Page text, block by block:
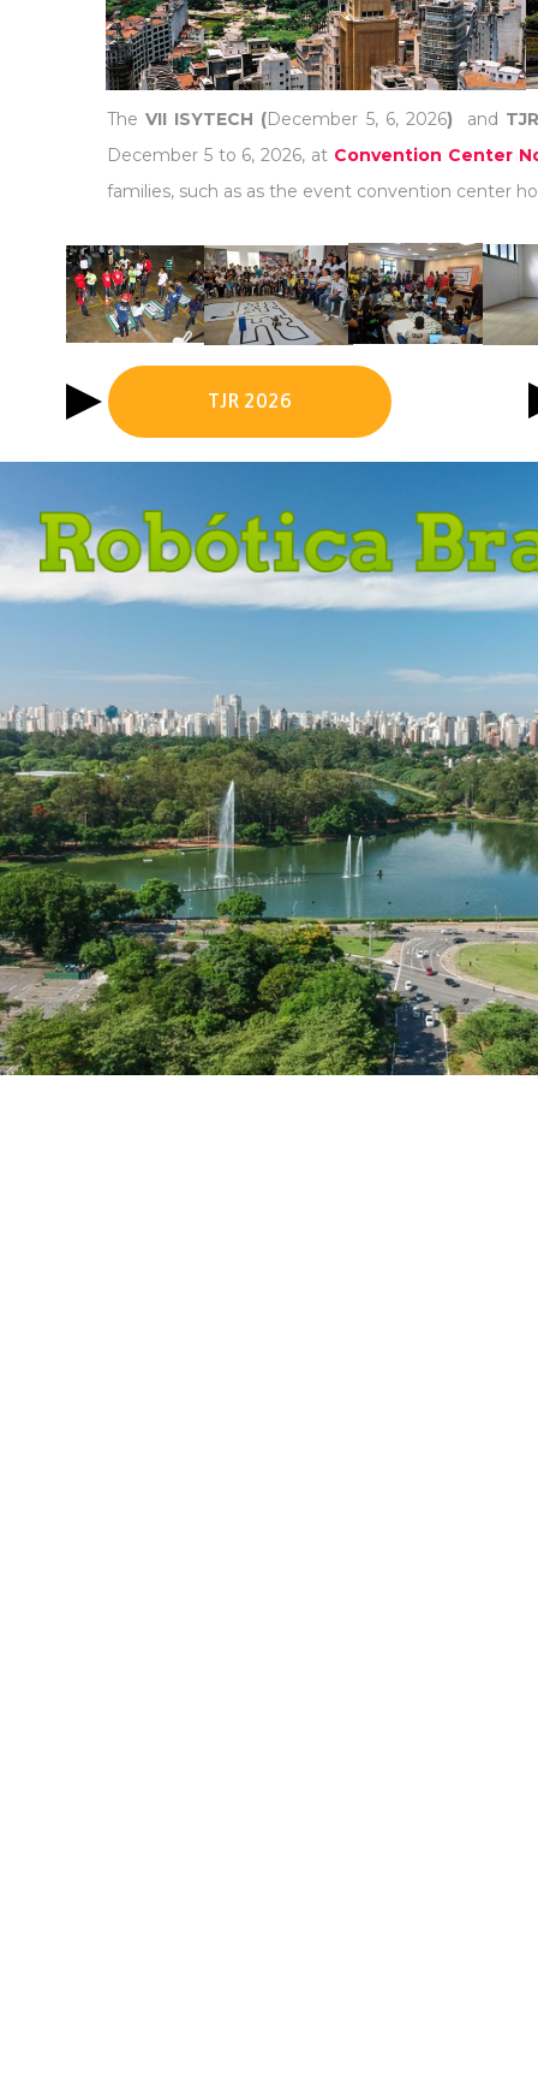
TheVII ISYTECH (December 5, 6, 2026) and
December 5 to 6, 2026, at Convention Center
families, such as as the event convention center
TJR 2026